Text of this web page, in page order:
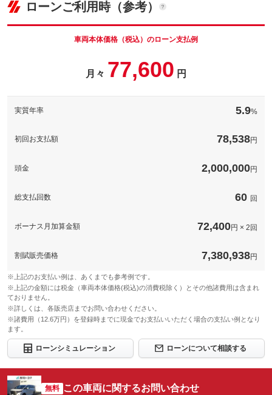
車両本体価
665
ローンご利用時（参考）
車両本体価格（税込）のローン支払例
月々 77,600 円
実質年率 5.9%
初回お支払額 78,538円
頭金 2,000,000円
総支払回数 60 回
ボーナス月加算金額 72,400円 × 2回
割賦販売価格 7,380,938円
※上記のお支払い例は、あくまでも参考例です。
※上記の金額には税金（車両本体価格(税込)の消費税除く）とその他諸費用は含まれ
ておりません。
※詳しくは、各販売店までお問い合わせください。
※諸費用（12.6万円）を登録時までに現金でお支払いいただく場合の支払い例となり
ます。
ローンシミュレーション ローンについて相談する
無料 この車両に関するお問い合わせ